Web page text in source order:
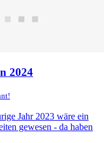
2024
Jahr 2023 wäre ein
gewesen - da haben